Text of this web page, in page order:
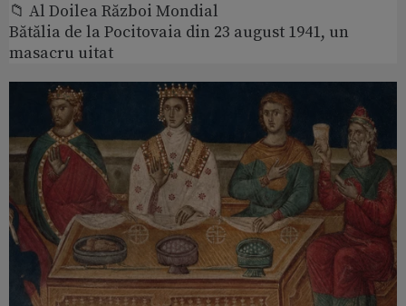
📁 Al Doilea Război Mondial
Bătălia de la Pocitovaia din 23 august 1941, un
masacru uitat